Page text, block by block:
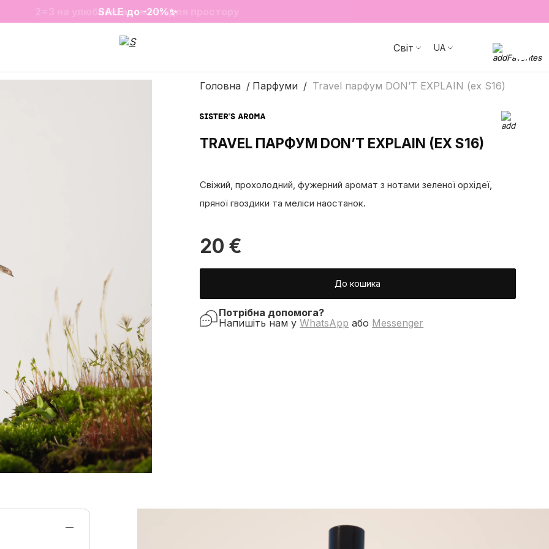
2=3 на улюблені аромати для простору
SALE до -20%✨
❤️ Парфуми Sugar Porn 50 мл знову в наявності
Новинки✨
Світ UA
Головна Парфуми Travel парфум DON’T EXPLAIN (ex S16)
TRAVEL ПАРФУМ DON’T EXPLAIN (EX S16)
Свіжий, прохолодний, фужерний аромат з нотами зеленої орхідеї,
пряної гвоздики та меліси наостанок.
20 €
До кошика
Потрібна допомога?
Напишіть нам уWhatsApp або Messenger